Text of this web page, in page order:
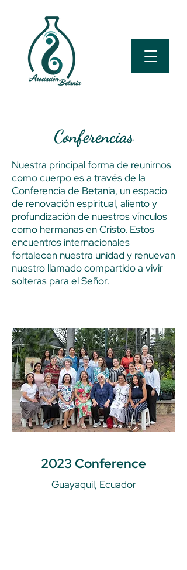
Conferencias
Nuestra principal forma de reunirnos
como cuerpo es a través de la
Conferencia de Betania, un espacio
de renovación espiritual, aliento y
profundización de nuestros vínculos
como hermanas en Cristo. Estos
encuentros internacionales
fortalecen nuestra unidad y renuevan
nuestro llamado compartido a vivir
solteras para el Señor.
2023 Conference
Guayaquil, Ecuador